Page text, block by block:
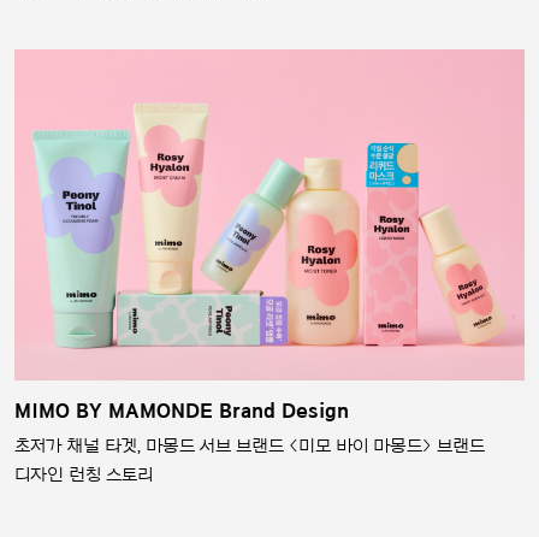
MIMO BY MAMONDE Brand Design
초저가 채널 타겟, 마몽드 서브 브랜드 <미모 바이 마몽드> 브랜드
디자인 런칭 스토리